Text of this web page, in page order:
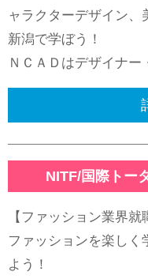
学費分納制度
学費を少しずつ支払いた
FAQ
よくある質問
ャラクターデザイン、
新潟で学ぼう！
ＮＣＡＤはデザイナー
NITF/国際トー
【ファッション業界就
ファッションを楽しく
よう！